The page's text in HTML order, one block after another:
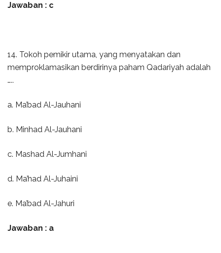
Jawaban : c
14. Tokoh pemikir utama, yang menyatakan dan
memproklamasikan berdirinya paham Qadariyah adalah
…..
a. Ma’bad Al-Jauhani
b. Minhad Al-Jauhani
c. Mashad Al-Jumhani
d. Ma’had Al-Juhaini
e. Ma’bad Al-Jahuri
Jawaban : a